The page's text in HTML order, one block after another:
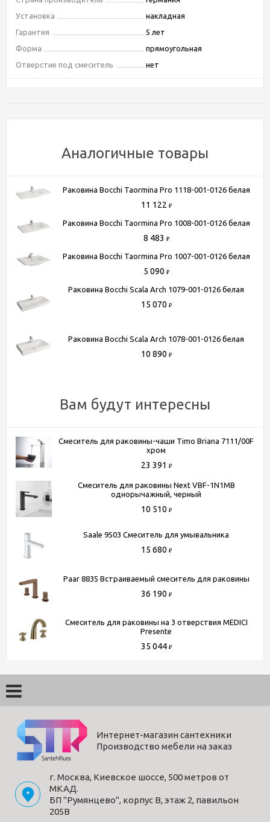
Установка
накладная
Гарантия
5 лет
Форма
прямоугольная
Отверстие под смеситель
нет
Донный клапан
есть в комплекте
Отверстие под перелив
Нет
- Самовывоз из шоу-рума по адресу Киевское шоссе, 500
метров от МКАД. БП "Румянцево", корпус В, этаж 2,
доставки рассчитывается менеджером после оформления
Более подробную информацию вы можете получить по
Аналогичные товары
Раковина Bocchi Taormina Pro 1118-001-0126 белая
11 122 ₽
Раковина Bocchi Taormina Pro 1008-001-0126 белая
8 483 ₽
Раковина Bocchi Taormina Pro 1007-001-0126 белая
5 090 ₽
Раковина Bocchi Scala Arch 1079-001-0126 белая
15 070 ₽
Раковина Bocchi Scala Arch 1078-001-0126 белая
10 890 ₽
Вам будут интересны
Смеситель для раковины-чаши Timo Briana 7111/00F
хром
23 391 ₽
Смеситель для раковины Next VBF-1N1MB
однорычажный, черный
10 510 ₽
Saale 9503 Смеситель для умывальника
15 680 ₽
Paar 8835 Встраиваемый смеситель для раковины
36 190 ₽
Смеситель для раковины на 3 отверствия MEDICI
Presente
35 044 ₽
Интернет-магазин сантехники
Производство мебели на заказ
г. Москва, Киевское шоссе, 500 метров от
МКАД.
БП "Румянцево", корпус В, этаж 2, павильон
205В